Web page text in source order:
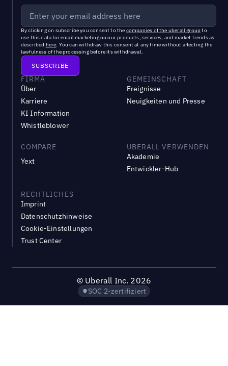
By clicking on subscribe you consent to the companies of the uberall groupto
use this data for email marketing on our products, services, and market trends as
described here. You can withdraw this consent at any time without affecting the
lawfulness of the processing before its withdrawal.
FIRMA
Über
Karriere
KI Information
Whistleblower
GEMEINSCHAFT
Ereignisse
Neuigkeiten und Presse
COMPARE
Yext
UBERALL VERWENDEN
Akademie
Entwickler-Hub
RECHTLICHES
Imprint
Datenschutzhinweise
Cookie-Einstellungen
Trust Center
© Uberall Inc. 2026
SOC 2-zertifiziert